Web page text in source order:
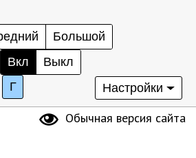
Большой
Вкл
Выкл
Г Настройки
Обычная версия сайта